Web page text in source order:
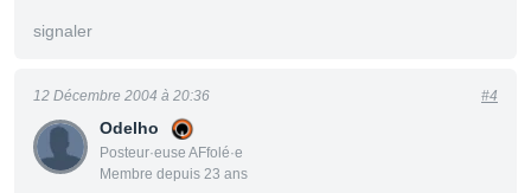
signaler
Odelho
Posteur·euse AFfolé·e
Membre depuis 23 ans
12 Décembre 2004 à 20:36 #4